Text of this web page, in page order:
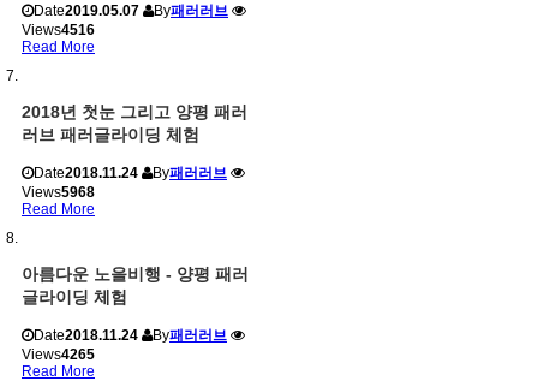
Date2019.05.07 By패러러브
Views4516
Read More
2018년 첫눈 그리고 양평 패러
러브 패러글라이딩 체험
Date2018.11.24 By패러러브
Views5968
Read More
아름다운 노을비행 - 양평 패러
글라이딩 체험
Date2018.11.24 By패러러브
Views4265
Read More